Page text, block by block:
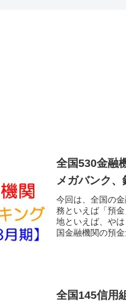
全国530金融
メガバンク
今回は、全国の
務といえば「預
地といえば、や
国金融機関の預
全国145信用